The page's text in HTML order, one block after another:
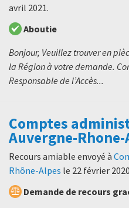
avril 2021.
Aboutie
Bonjour, Veuillez trouver en
la Région à votre demande.
Responsable de l’Accès...
Comptes
Auvergne-Rhone-
Recours amiable envoyé à
Rhône-Alpes le 22 février 2020
Demande de recours